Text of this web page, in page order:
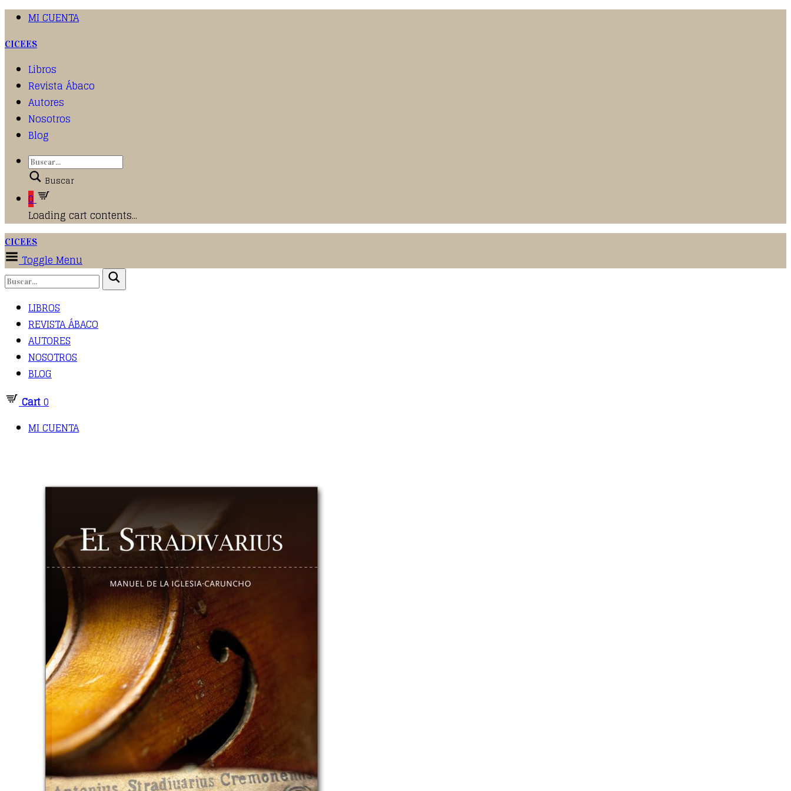
MI CUENTA
CICEES
Libros
Revista Ábaco
Autores
Nosotros
Blog
Buscar
0
Loading cart contents...
CICEES
Toggle Menu
LIBROS
REVISTA ÁBACO
AUTORES
NOSOTROS
BLOG
Cart0
MI CUENTA